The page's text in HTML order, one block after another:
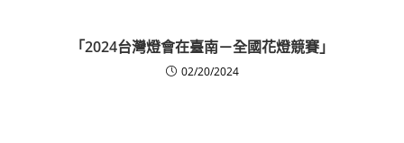
「2024台灣燈會在臺南－全國花燈競賽」
02/20/2024